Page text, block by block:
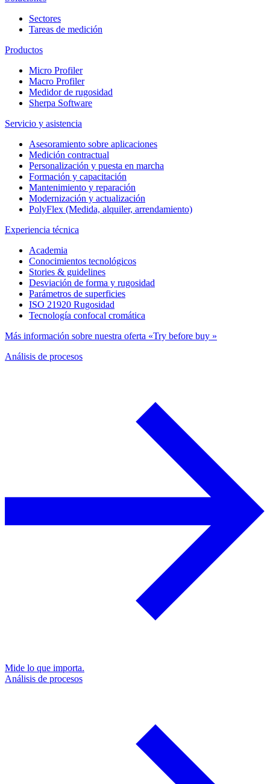
Sectores
Tareas de medición
Productos
Micro Profiler
Macro Profiler
Medidor de rugosidad
Sherpa Software
Servicio y asistencia
Asesoramiento sobre aplicaciones
Medición contractual
Personalización y puesta en marcha
Formación y capacitación
Mantenimiento y reparación
Modernización y actualización
PolyFlex (Medida, alquiler, arrendamiento)
Experiencia técnica
Academia
Conocimientos tecnológicos
Stories & guidelines
Desviación de forma y rugosidad
Parámetros de superficies
ISO 21920 Rugosidad
Tecnología confocal cromática
Más información sobre nuestra oferta «Try before buy »
Análisis de procesos
Mide lo que importa.
Análisis de procesos